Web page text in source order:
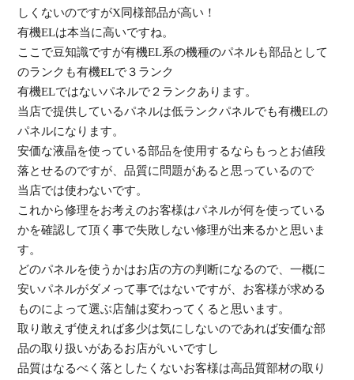
しくないのですがX同様部品が高い！
有機ELは本当に高いですね。
ここで豆知識ですが有機EL系の機種のパネルも部品として
のランクも有機ELで３ランク
有機ELではないパネルで２ランクあります。
当店で提供しているパネルは低ランクパネルでも有機ELの
パネルになります。
安価な液晶を使っている部品を使用するならもっとお値段
落とせるのですが、品質に問題があると思っているので
当店では使わないです。
これから修理をお考えのお客様はパネルが何を使っている
かを確認して頂く事で失敗しない修理が出来るかと思いま
す。
どのパネルを使うかはお店の方の判断になるので、一概に
安いパネルがダメって事ではないですが、お客様が求める
ものによって選ぶ店舗は変わってくると思います。
取り敢えず使えれば多少は気にしないのであれば安価な部
品の取り扱いがあるお店がいいですし
品質はなるべく落としたくないお客様は高品質部材の取り